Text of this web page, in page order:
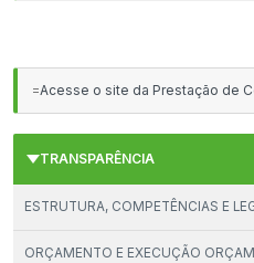
=Acesse o site da Prestação de
TRANSPARÊNCIA
ESTRUTURA, COMPETÊNCIAS E
ORÇAMENTO E EXECUÇÃO